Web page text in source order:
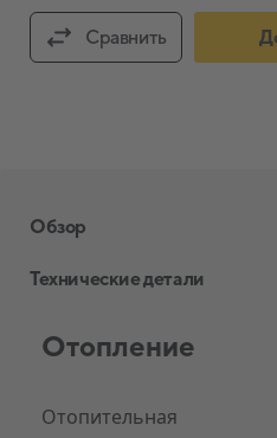
Сравнить
Обзор
CTC GSi
Вода для бытовых нужд
Технические детали
Отопление
Отопительная